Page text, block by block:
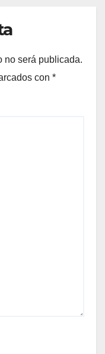
no será publicada.
con *